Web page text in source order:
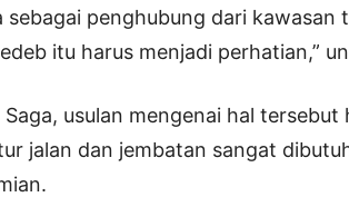
sebagai penghubung dari
itu harus menjadi perhatian,”
Saga, usulan mengenai hal
jalan dan jembatan sangat